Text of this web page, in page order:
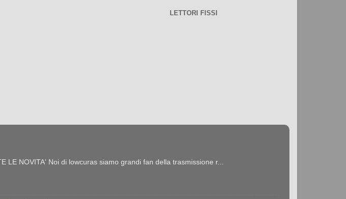
LETTORI FISSI
LE NOVITA' Noi di lowcuras siamo grandi fan della trasmissione r...